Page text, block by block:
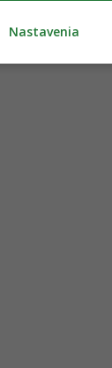
Nastavenia